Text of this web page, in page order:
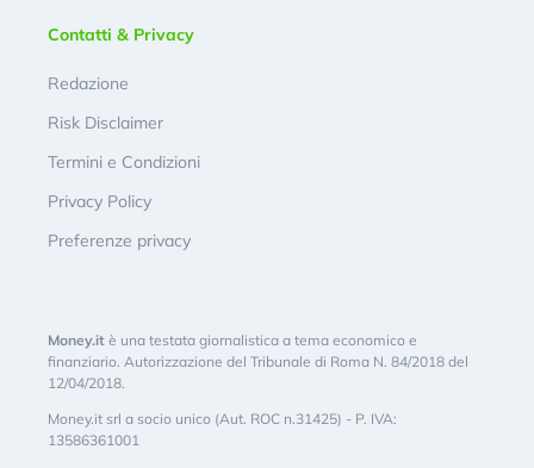
Contatti & Privacy
Redazione
Risk Disclaimer
Termini e Condizioni
Privacy Policy
Preferenze privacy
Money.it è una testata giornalistica a tema economico e
finanziario. Autorizzazione del Tribunale di Roma N. 84/2018 del
12/04/2018.
Money.it srl a socio unico (Aut. ROC n.31425) - P. IVA:
13586361001